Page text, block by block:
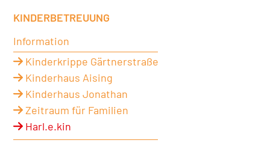
KINDERBETREUUNG
Information
Kinderkrippe Gärtnerstraße
Kinderhaus Aising
Kinderhaus Jonathan
Zeitraum für Familien
Harl.e.kin